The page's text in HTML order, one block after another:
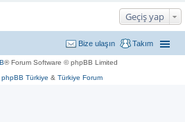
Geçiş yap
Takım
Bize ulaşın
® Forum Software © phpBB Limited
phpBB Türkiye & Türkiye Forum